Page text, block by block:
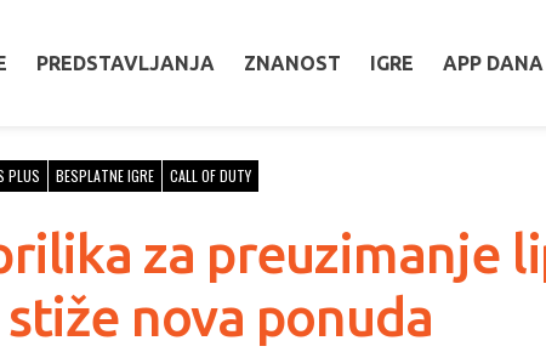
PREDSTAVLJANJA ZNANOST IGRE APP DANA
PLUS BESPLATNE IGRE CALL OF DUTY
za preuzimanje
nova ponuda